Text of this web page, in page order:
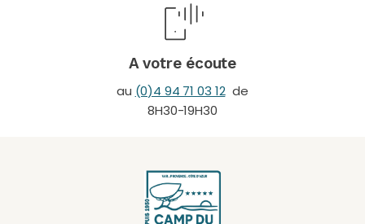
A votre écoute
au (0)4 94 71 03 12de
8H30-19H30